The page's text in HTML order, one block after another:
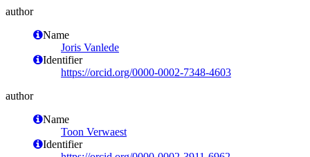
author
Name
Joris Vanlede
Identifier
https://orcid.org/0000-0002-7348-4603
author
Name
Toon Verwaest
Identifier